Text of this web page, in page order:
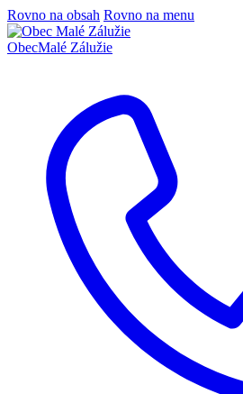
Rovno na obsah Rovno na menu
ObecMalé Zálužie